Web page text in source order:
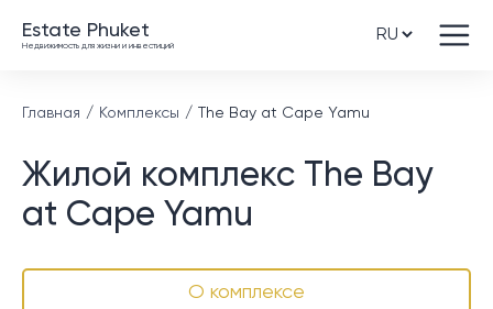
Estate Phuket
Недвижимость для жизни и инвестиций
Главная Комплексы The Bay at Cape Yamu
Жилой комплекс The Bay
at Cape Yamu
О комплексе